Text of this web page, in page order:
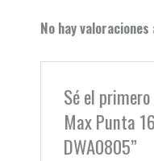
No hay valoraciones
Sé el
Max Punta
DWA0805”